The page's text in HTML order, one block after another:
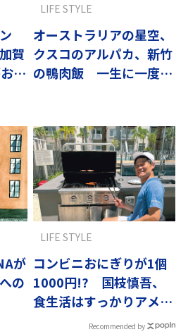
賀
す
オーストラリアの星空、
クスコのアルパカ、新竹
の鴨肉飯 一生に一度は
LIFE STYLE
が
の
コンビニおにぎりが1個
1000円!? 国枝慎吾、
食生活はすっかりアメリ
LIFE STYLE
Recommended by